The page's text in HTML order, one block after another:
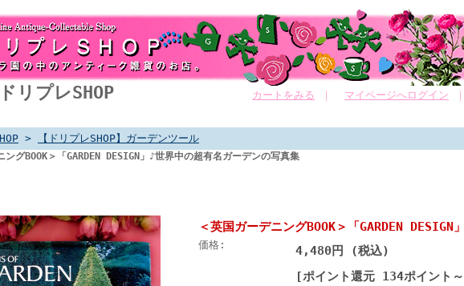
リプレSHOP カートをみる マイページへログイン
> 【ドリプレSHOP】ガーデンツール
ングBOOK＞「GARDEN DESIGN」♪世界中の超有名ガーデンの写真集
＜英国ガーデニングBOOK＞「GARDEN
価格:
4,480円 (税込)
[ポイント還元 134ポイント